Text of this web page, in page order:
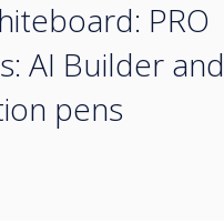
PRO
AI Builder and
pens